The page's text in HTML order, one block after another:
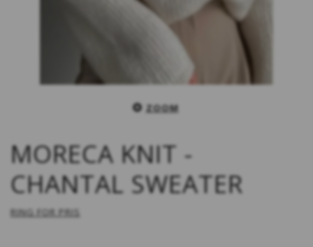
ZOOM
MORECA KNIT -
CHANTAL SWEATER
RING FOR PRIS